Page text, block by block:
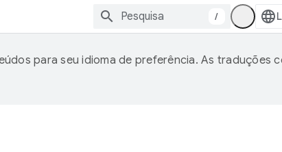
/
para seu idioma de preferência. As traduções